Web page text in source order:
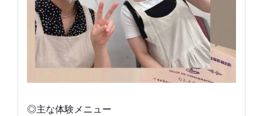
◎主な体験メニュー